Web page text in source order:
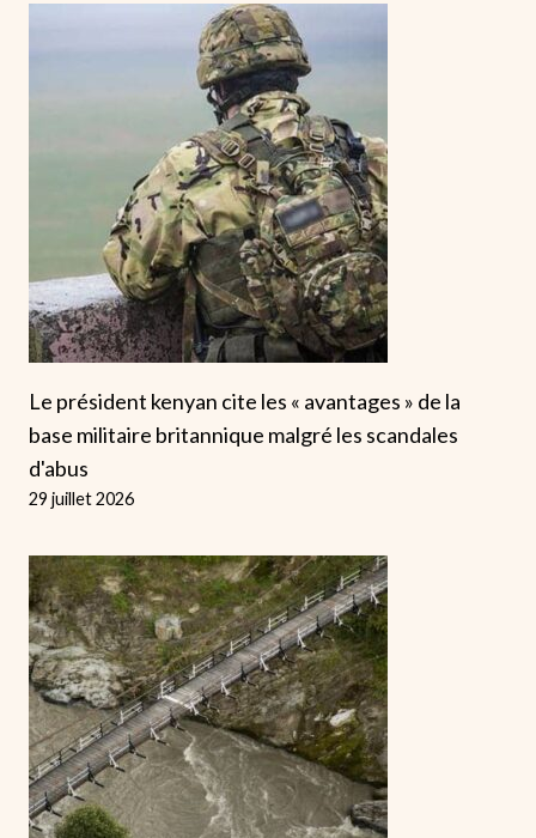
Le président kenyan cite les « avantages » de la
base militaire britannique malgré les scandales
d'abus
29 juillet 2026